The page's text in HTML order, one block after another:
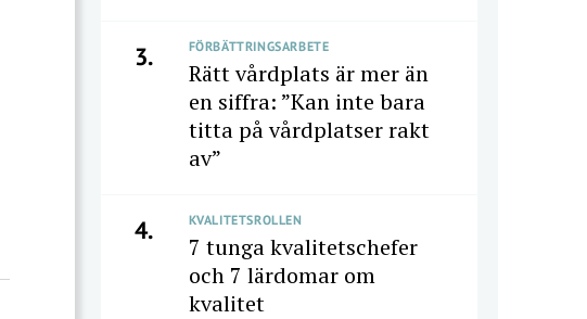
3. FÖRBÄTTRINGSARBETE
Rätt vårdplats är mer än
en siffra: ”Kan inte bara
titta på vårdplatser rakt
av”
4. KVALITETSROLLEN
7 tunga kvalitetschefer
och 7 lärdomar om
kvalitet